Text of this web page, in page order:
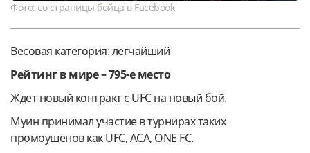
Фото: со страницы бойца в Facebook
Весовая категория: легчайший
Рейтинг в мире – 795-е место
Ждет новый контракт с UFC на новый бой.
Муин принимал участие в турнирах таких
промоушенов как UFC, ACA, ONE FC.